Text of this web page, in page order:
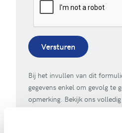
Versturen
Bij het invullen van dit
gegevens enkel om gevolg te
opmerking. Bekijk ons volledig